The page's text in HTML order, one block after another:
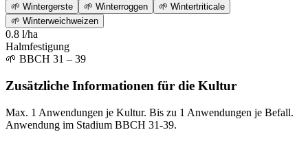
🌱 Wintergerste 🌱 Winterroggen 🌱 Wintertriticale
🌱 Winterweichweizen
0.8 l/ha
Halmfestigung
🌱 BBCH 31 – 39
Zusätzliche Informationen für die Kultur
Max. 1 Anwendungen je Kultur. Bis zu 1 Anwendungen je Befall.
Anwendung im Stadium BBCH 31-39.